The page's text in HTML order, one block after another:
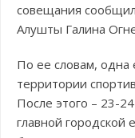
совещания
Алушты Галина
По ее словам, одна
территории
После этого – 23-
главной городской